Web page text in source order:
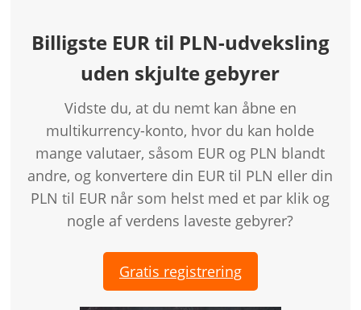
Billigste EUR til PLN-udveksling
uden skjulte gebyrer
Vidste du, at du nemt kan åbne en
multikurrency-konto, hvor du kan holde
mange valutaer, såsom EUR og PLN blandt
andre, og konvertere din EUR til PLN eller din
PLN til EUR når som helst med et par klik og
nogle af verdens laveste gebyrer?
Gratis registrering